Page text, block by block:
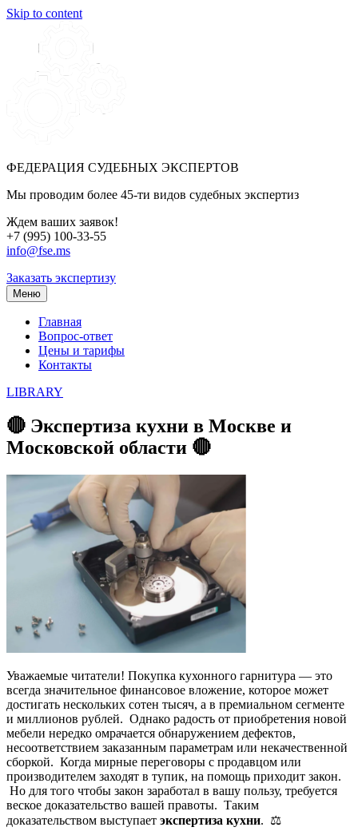
Skip to content
ФЕДЕРАЦИЯ СУДЕБНЫХ ЭКСПЕРТОВ
Мы проводим более 45-ти видов судебных экспертиз
Ждем ваших заявок!
+7 (995) 100-33-55
info@fse.ms
Заказать экспертизу
Меню
Главная
Вопрос-ответ
Цены и тарифы
Контакты
LIBRARY
🔴 Экспертиза кухни в Москве и
Московской области 🔴
Уважаемые читатели! Покупка кухонного гарнитура — это
всегда значительное финансовое вложение, которое может
достигать нескольких сотен тысяч, а в премиальном сегменте
и миллионов рублей. Однако радость от приобретения новой
мебели нередко омрачается обнаружением дефектов,
несоответствием заказанным параметрам или некачественной
сборкой. Когда мирные переговоры с продавцом или
производителем заходят в тупик, на помощь приходит закон.
Но для того чтобы закон заработал в вашу пользу, требуется
веское доказательство вашей правоты. Таким
доказательством выступает экспертиза кухни. ⚖️